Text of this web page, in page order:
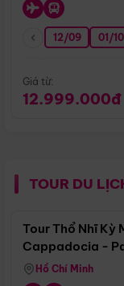
12/09 01/10
Giá từ:
12.999.000đ
TOUR DU
Tour Thổ Nhĩ Kỳ
Cappadocia -
Hồ Chí Minh